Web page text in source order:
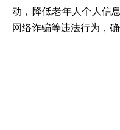
动，降低老年人个人信
网络诈骗等违法行为，